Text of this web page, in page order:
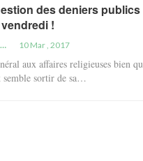
des deniers
!
GUINEELIVE.COM 10 Mar , 2017
aux affaires religieuses bien
semble sortir de sa…